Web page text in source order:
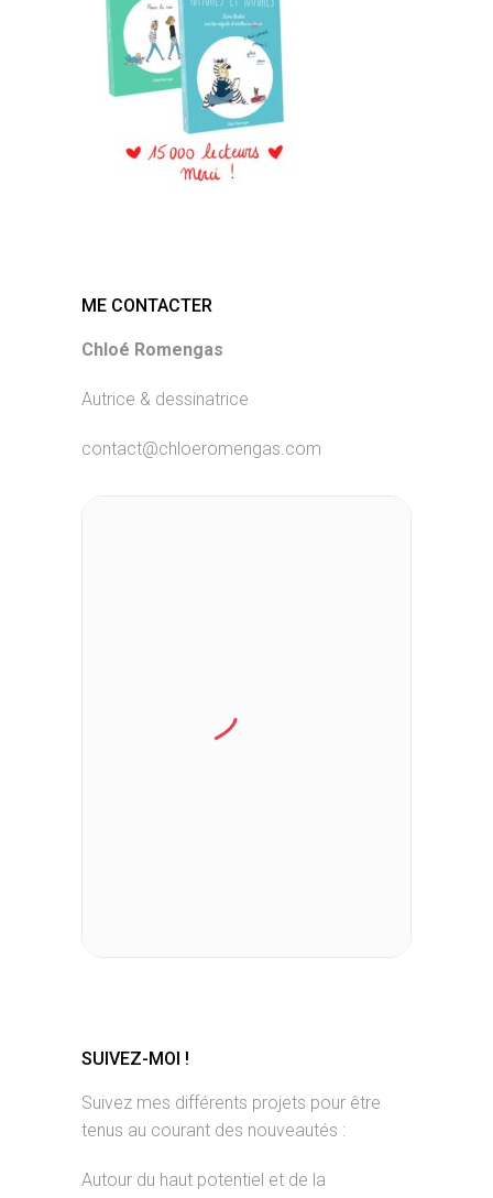
ME CONTACTER
Chloé Romengas
Autrice & dessinatrice
contact@chloeromengas.com
SUIVEZ-MOI !
Suivez mes différents projets pour être
tenus au courant des nouveautés :
Autour du haut potentiel et de la